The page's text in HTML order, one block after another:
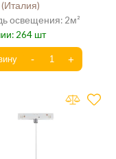
Италия
2
264